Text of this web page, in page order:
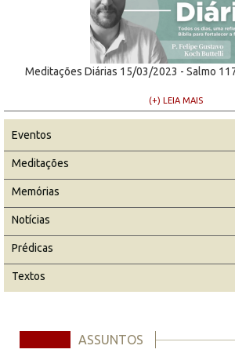
Meditações Diárias 15/03/2023 - Salmo
(+) LEIA MAIS
Eventos
Meditações
Memórias
Notícias
Prédicas
Textos
ASSUNTOS